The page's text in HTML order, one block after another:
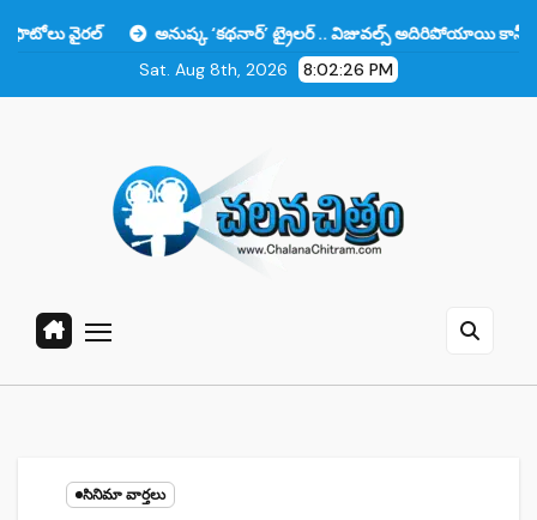
అనుష్క ‘కథనార్’ ట్రైలర్ .. విజువల్స్ అదిరిపోయాయి కానీ ఆ ఒక్కటే లోటు!!
Sat. Aug 8th, 2026
8:02:28 PM
సినిమా వార్తలు